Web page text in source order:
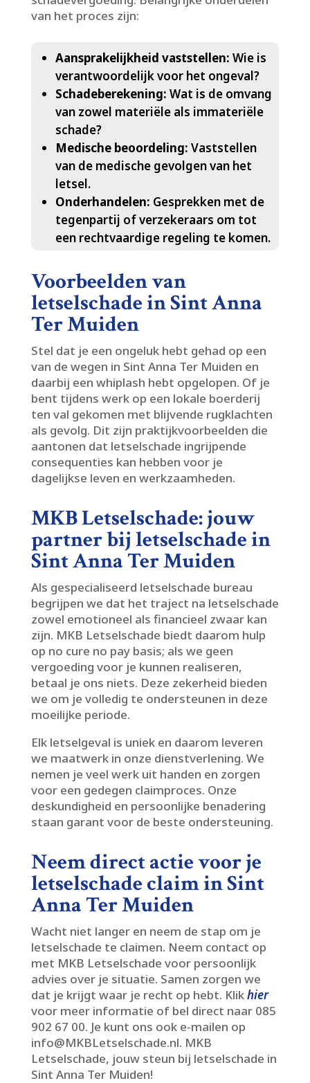
van het proces zijn:
Aansprakelijkheid vaststellen: Wie is
verantwoordelijk voor het ongeval?
Schadeberekening: Wat is de omvang
van zowel materiële als immateriële
schade?
Medische beoordeling: Vaststellen
van de medische gevolgen van het
letsel.​
Onderhandelen: Gesprekken met de
tegenpartij of verzekeraars om tot
een rechtvaardige regeling te komen.​
Voorbeelden van
letselschade in Sint Anna
Ter Muiden
Stel dat je een ongeluk hebt gehad op een
van de wegen in Sint Anna Ter Muiden en
daarbij een whiplash hebt opgelopen.​ Of je
bent tijdens werk op een lokale boerderij
ten val gekomen met blijvende rugklachten
als gevolg.​ Dit zijn praktijkvoorbeelden die
aantonen dat letselschade ingrijpende
consequenties kan hebben voor je
dagelijkse leven en werkzaamheden.​
MKB Letselschade: jouw
partner bij letselschade in
Sint Anna Ter Muiden
Als gespecialiseerd letselschade bureau
begrijpen we dat het traject na letselschade
zowel emotioneel als financieel zwaar kan
zijn.​ MKB Letselschade biedt daarom hulp
op no cure no pay basis; als we geen
vergoeding voor je kunnen realiseren,
betaal je ons niets.​ Deze zekerheid bieden
we om je volledig te ondersteunen in deze
moeilijke periode.​
Elk letselgeval is uniek en daarom leveren
we maatwerk in onze dienstverlening.​ We
nemen je veel werk uit handen en zorgen
voor een gedegen claimproces.​ Onze
deskundigheid en persoonlijke benadering
staan garant voor de beste ondersteuning.​
Neem direct actie voor je
letselschade claim in Sint
Anna Ter Muiden
Wacht niet langer en neem de stap om je
letselschade te claimen.​ Neem contact op
met MKB Letselschade voor persoonlijk
advies over je situatie.​ Samen zorgen we
dat je krijgt waar je recht op hebt.​ Klikhier
voor meer informatie of bel direct naar 085
902 67 00.​ Je kunt ons ook e-mailen op
info@MKBLetselschade.​nl.​ MKB
Letselschade, jouw steun bij letselschade in
Sint Anna Ter Muiden!